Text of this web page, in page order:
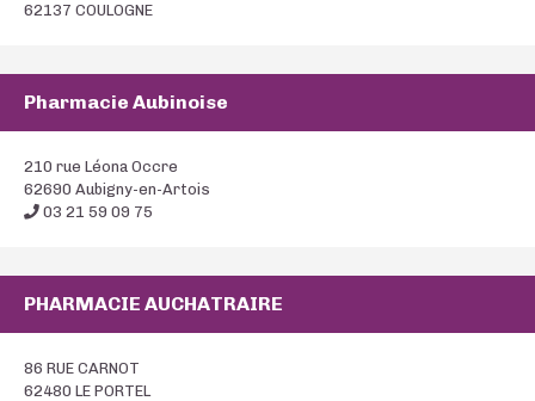
62137 COULOGNE
Pharmacie Aubinoise
210 rue Léona Occre
62690 Aubigny-en-Artois
03 21 59 09 75
PHARMACIE AUCHATRAIRE
86 RUE CARNOT
62480 LE PORTEL